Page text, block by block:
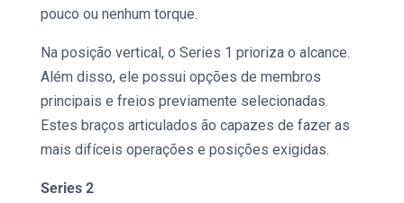
pouco ou nenhum torque.
Na posição vertical, o Series 1 prioriza o alcance.
Além disso, ele possui opções de membros
principais e freios previamente selecionadas.
Estes braços articulados ão capazes de fazer as
mais difíceis operações e posições exigidas.
Series 2